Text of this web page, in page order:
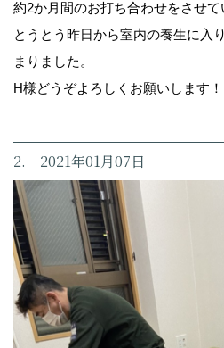
約2か月間のお打ち合わせをさせて
とうとう昨日から室内の養生に入
まりました。
H様どうぞよろしくお願いします！
2. 2021年01月07日